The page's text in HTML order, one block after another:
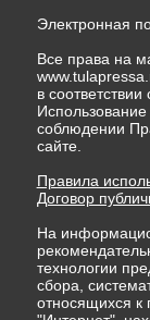
Электронная
Все права на
в
соблюдении
сайте.
Правила
Договор
На
технологии
сбора,
относящихся к